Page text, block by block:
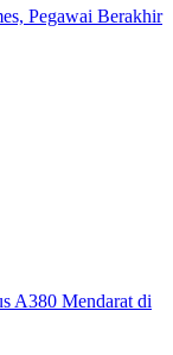
Pegawai Berakhir
A380 Mendarat di